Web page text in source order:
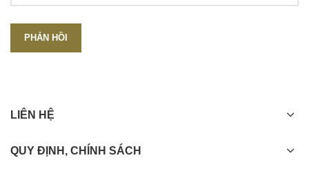
LIÊN HỆ
QUY ĐỊNH, CHÍNH SÁCH